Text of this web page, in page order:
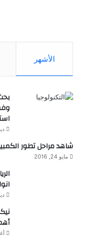
الأشهر
شاهد مراحل تطور
مايو 24, 2016
أهم 3